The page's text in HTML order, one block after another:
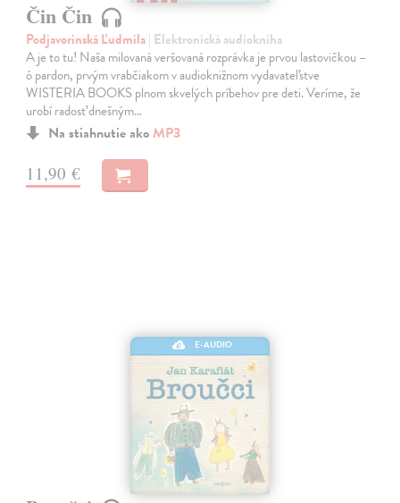
Čin Čin
Podjavorinská Ľudmila| Elektronická audiokniha
A je to tu! Naša milovaná veršovaná rozprávka je prvou lastovičkou –
ó pardon, prvým vrabčiakom v audioknižnom vydavateľstve
WISTERIA BOOKS plnom skvelých príbehov pre deti. Veríme, že
urobí radosť dnešným…
Na stiahnutie ako MP3
11,90 €
E-AUDIO